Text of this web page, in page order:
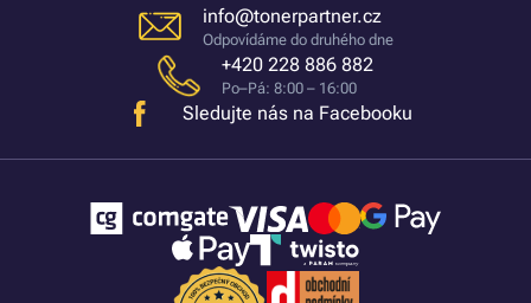
info@tonerpartner.cz
Odpovídáme do druhého dne
+420 228 886 882
Po–Pá: 8:00 – 16:00
Sledujte nás na Facebooku